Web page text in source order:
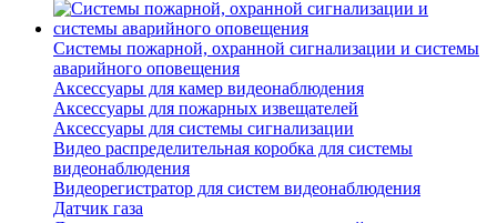
Системы пожарной, охранной сигнализации и системы
аварийного оповещения
Аксессуары для камер видеонаблюдения
Аксессуары для пожарных извещателей
Аксессуары для системы сигнализации
Видео распределительная коробка для системы
видеонаблюдения
Видеорегистратор для систем видеонаблюдения
Датчик газа